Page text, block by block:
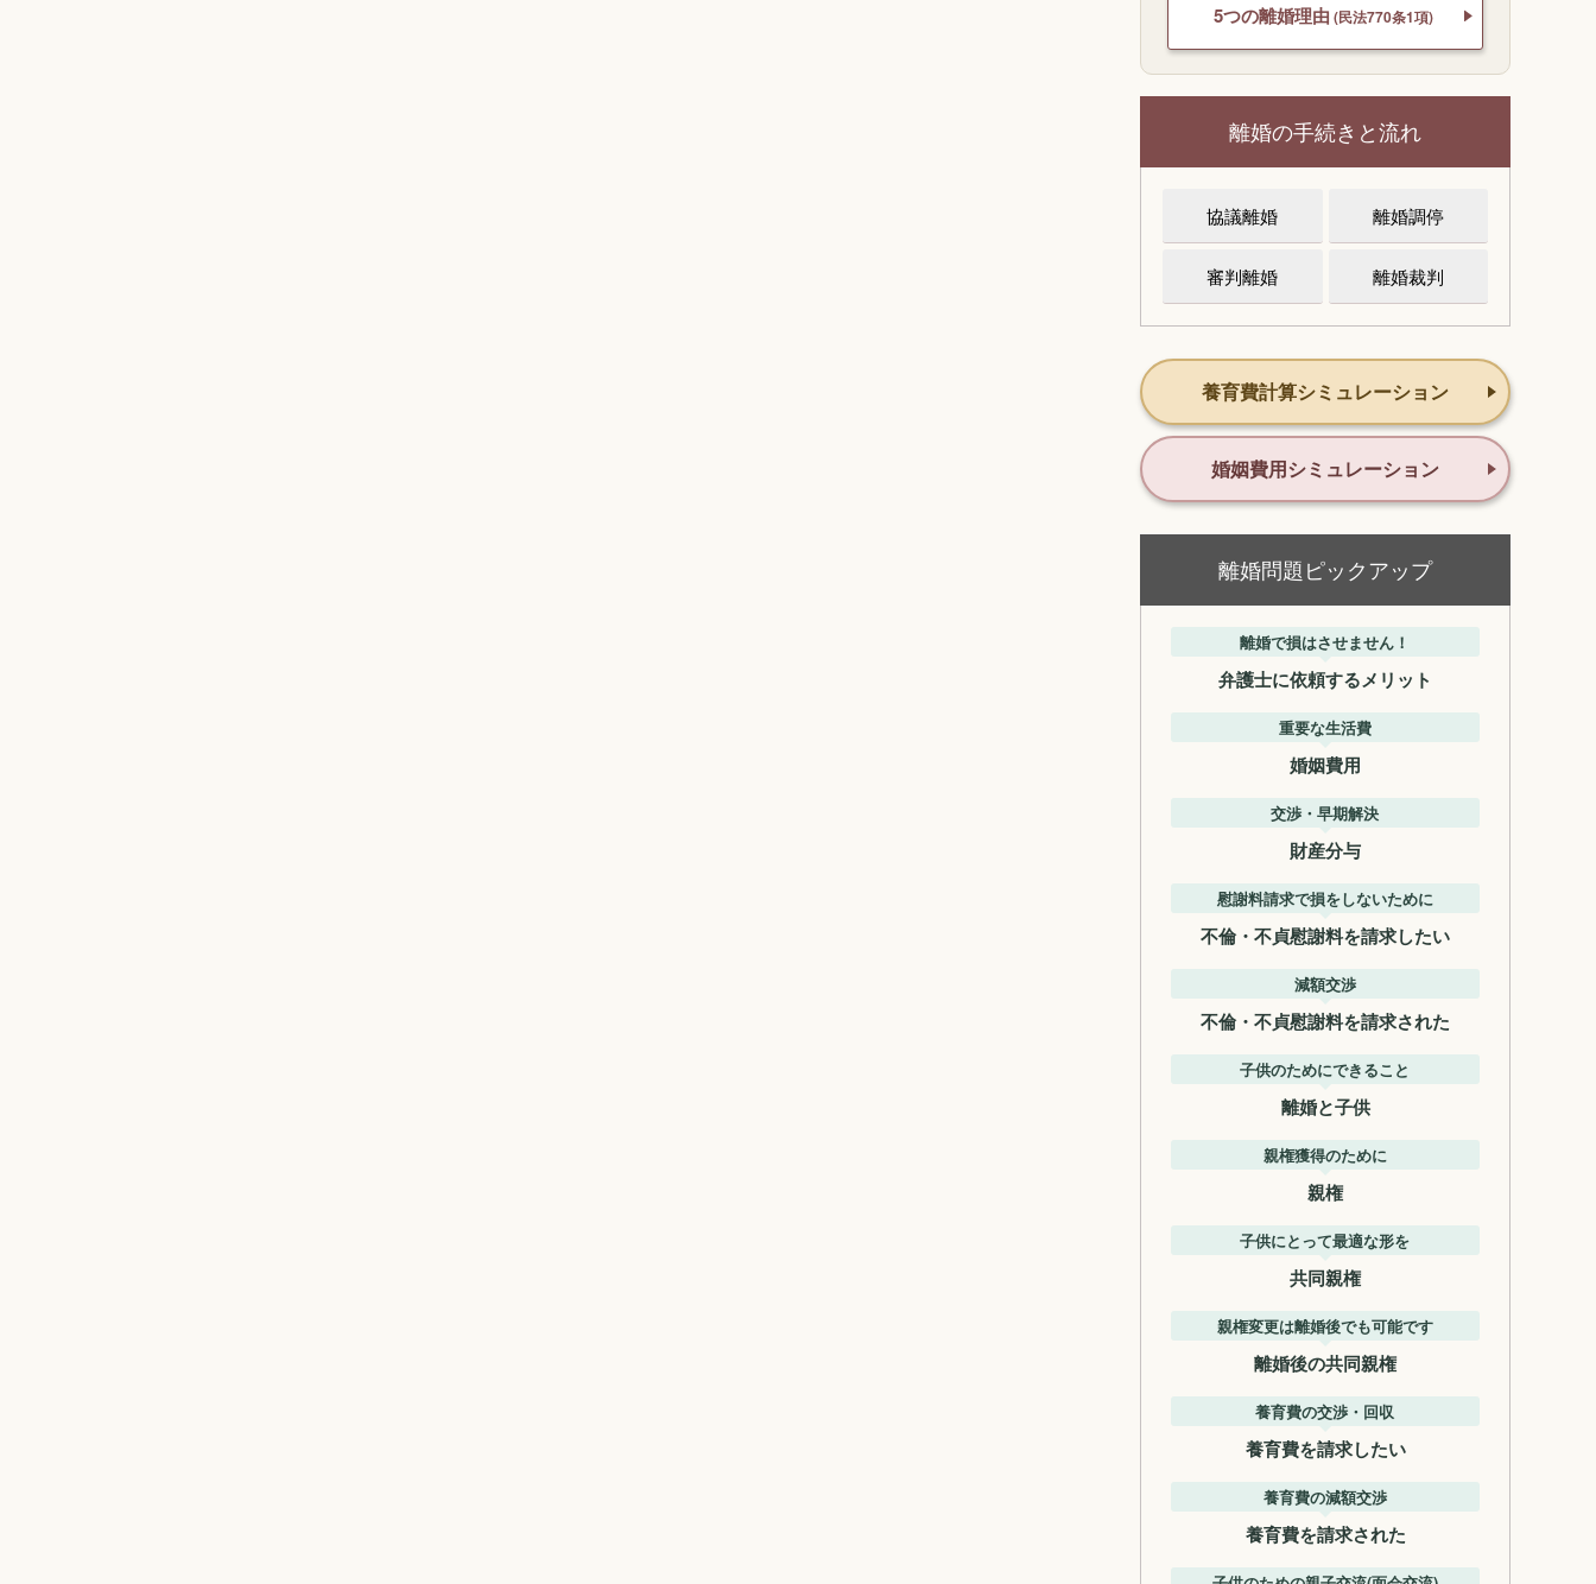
5つの離婚理由 (民法770条1項)
離婚の手続きと流れ
協議離婚 離婚調停
審判離婚 離婚裁判
養育費計算シミュレーション
婚姻費用シミュレーション
離婚問題ピックアップ
離婚で損はさせません！
弁護士に依頼するメリット
重要な生活費
婚姻費用
交渉・早期解決
財産分与
慰謝料請求で損をしないために
不倫・不貞慰謝料を請求したい
減額交渉
不倫・不貞慰謝料を請求された
子供のためにできること
離婚と子供
親権獲得のために
親権
子供にとって最適な形を
共同親権
親権変更は離婚後でも可能です
離婚後の共同親権
養育費の交渉・回収
養育費を請求したい
養育費の減額交渉
養育費を請求された